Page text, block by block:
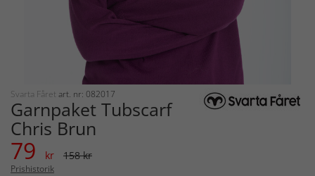
Svarta Fåret art. nr: 082017
Garnpaket Tubscarf
Chris Brun
79 kr 158 kr
Prishistorik